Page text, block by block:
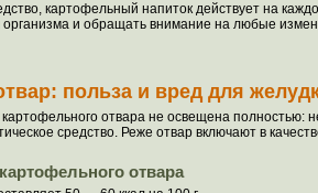
картофельный напиток действует на
и обращать внимание на любые
польза и вред для
отвара не освещена полностью:
средство. Реже отвар включают в
отвара